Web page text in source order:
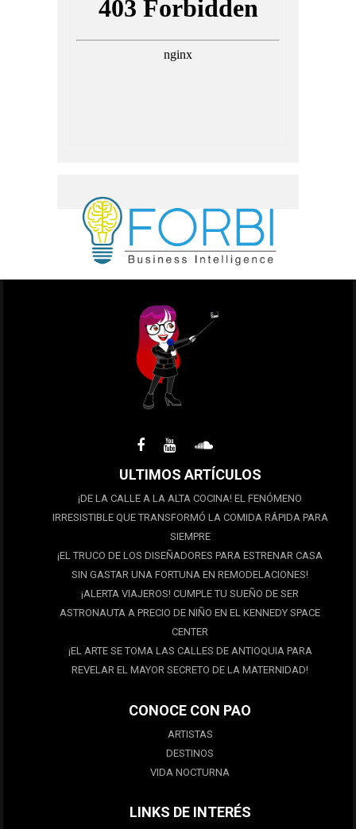
ULTIMOS ARTÍCULOS
¡DE LA CALLE A LA ALTA COCINA! EL FENÓMENO
IRRESISTIBLE QUE TRANSFORMÓ LA COMIDA RÁPIDA PARA
SIEMPRE
¡EL TRUCO DE LOS DISEÑADORES PARA ESTRENAR CASA
SIN GASTAR UNA FORTUNA EN REMODELACIONES!
¡ALERTA VIAJEROS! CUMPLE TU SUEÑO DE SER
ASTRONAUTA A PRECIO DE NIÑO EN EL KENNEDY SPACE
CENTER
¡EL ARTE SE TOMA LAS CALLES DE ANTIOQUIA PARA
REVELAR EL MAYOR SECRETO DE LA MATERNIDAD!
CONOCE CON PAO
ARTISTAS
DESTINOS
VIDA NOCTURNA
LINKS DE INTERÉS